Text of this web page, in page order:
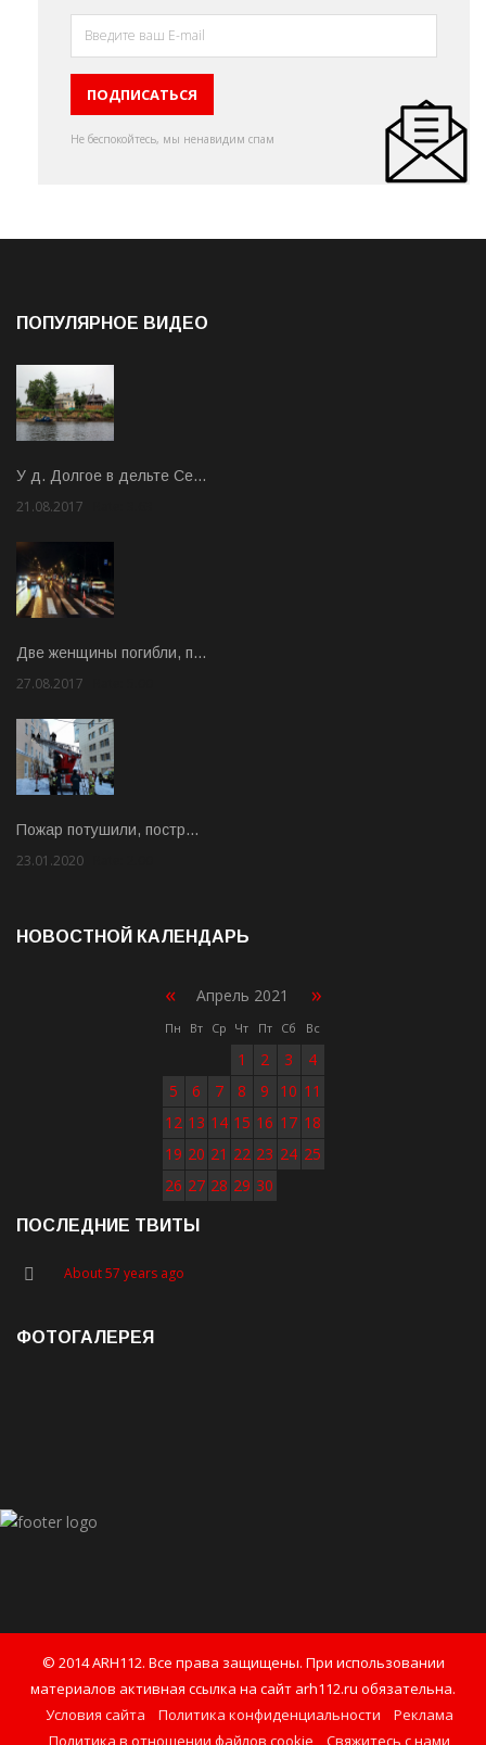
Не беспокойтесь, мы ненавидим спам
ПОПУЛЯРНОЕ ВИДЕО
У д. Долгое в дельте Се…
21.08.2017
Две женщины погибли, п…
27.08.2017
Пожар потушили, постр…
23.01.2020
НОВОСТНОЙ КАЛЕНДАРЬ
« Апрель 2021 »
Пн Вт Ср Чт Пт Сб Вс
1 2 3
4
5
6 7 8 9 10 11
12 13 14 15 16 17 18
19 20 21 22 23 24 25
26 27 28 29 30
ПОСЛЕДНИЕ ТВИТЫ
About 57 years ago
ФОТОГАЛЕРЕЯ
© 2014 ARH112. Все права защищены. При использовании
материалов активная ссылка на сайт arh112.ru обязательна.
Условия сайта
Политика конфиденциальности
Реклама
Политика в отношении файлов cookie
Свяжитесь с нами